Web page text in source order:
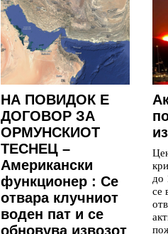
НА ПОВИДОК Е
ДОГОВОР ЗА
ОРМУНСКИОТ
ТЕСНЕЦ –
Американски
функционер : Се
отвара клучниот
воден пат и се
обновува извозот
до
се